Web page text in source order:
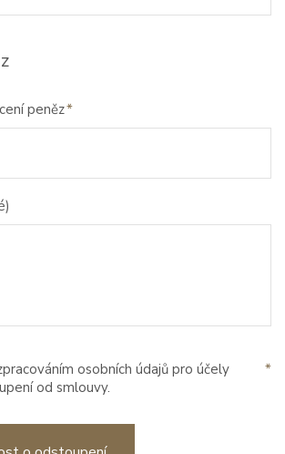
peněz
osobních údajů pro účely
od smlouvy.